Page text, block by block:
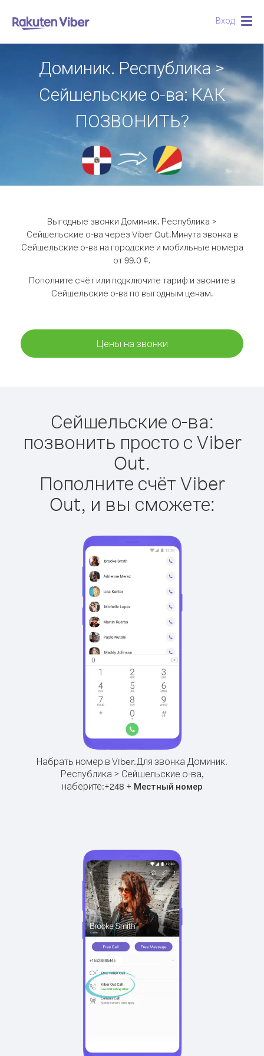
Вход
Доминик. Республика >
Сейшельские о-ва: КАК
ПОЗВОНИТЬ?
Выгодные звонки Доминик. Республика >
Сейшельские о-ва через Viber Out.Минута звонка в
Сейшельские о-ва на городские и мобильные номера
от 99.0 ¢.
Пополните счёт или подключите тариф и звоните в
Сейшельские о-ва по выгодным ценам.
Цены на звонки
Сейшельские о-ва:
позвонить просто с Viber
Out.
Пополните счёт Viber
Out, и вы сможете:
Набрать номер в Viber.Для звонка Доминик.
Республика > Сейшельские о-ва,
наберите:+248 + Местный номер